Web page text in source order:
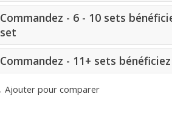
Commandez - 6 - 10 sets
set
Commandez - 11+ sets
Ajouter pour comparer